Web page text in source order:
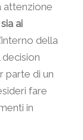
attenzione
ai
della
parte di un
fare
in